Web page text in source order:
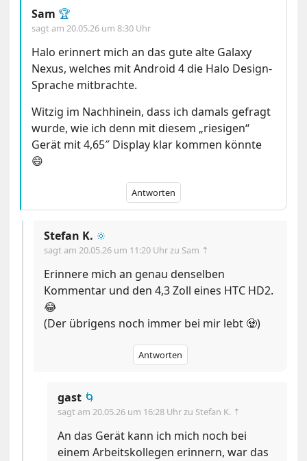
Sam 🏆
sagt am20.05.26 um 8:30 Uhr
Halo erinnert mich an das gute alte Galaxy
Nexus, welches mit Android 4 die Halo Design-
Sprache mitbrachte.
Witzig im Nachhinein, dass ich damals gefragt
wurde, wie ich denn mit diesem „riesigen“
Gerät mit 4,65″ Display klar kommen könnte
😄
Antworten
Stefan K. 🔆
sagt am20.05.26 um 11:20 Uhrzu Sam ⇡
Erinnere mich an genau denselben
Kommentar und den 4,3 Zoll eines HTC HD2.
😂
(Der übrigens noch immer bei mir lebt 🧟)
Antworten
gast 🌀
sagt am20.05.26 um 16:28 Uhrzu Stefan K. ⇡
An das Gerät kann ich mich noch bei
einem Arbeitskollegen erinnern, war das